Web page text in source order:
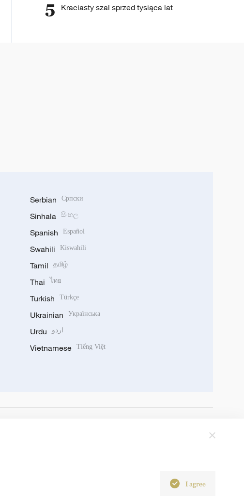
5 Kraciasty szal sprzed tysiąca lat
Serbian Српски
Sinhala සිංහල
Spanish Español
Swahili Kiswahili
Tamil தமிழ்
Thai ไทย
Turkish Türkçe
Ukrainian Українська
Urdu اردو
Vietnamese Tiếng Việt
I agree